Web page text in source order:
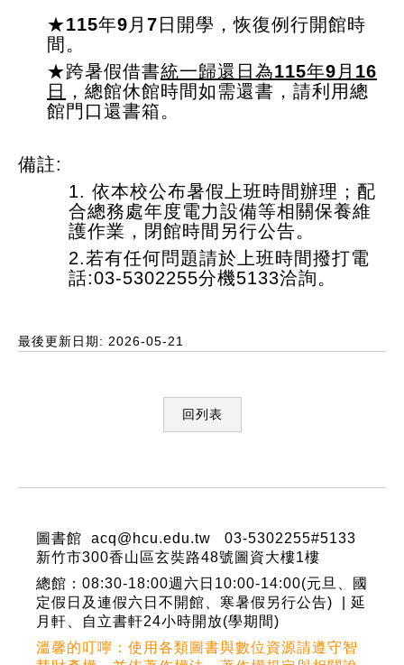
★115年9月7日開學 ，恢復例行開館時
間。
★跨暑假借書統一歸還日為115年9月16
日
， 總館休館時間如需還書，請利用總
館門口還書箱。
備註:
1. 依本校公布暑假上班時間辦理；配
合總務處年度電力設備等相關保養維
護作業，閉館時間另行公告。
2.若有任何問題請於上班時間撥打電
話:03-5302255分機5133洽詢。
最後更新日期: 2026-05-21
回列表
圖書館 acq@hcu.edu.tw 03-5302255#5133
新竹市300香山區玄奘路48號圖資大樓1樓
總館：08:30-18:00週六日10:00-14:00(元旦、國
定假日及連假六日不開館、寒暑假另行公告) | 延
月軒、自立書軒24小時開放(學期間)
溫馨的叮嚀：使用各類圖書與數位資源請遵守智